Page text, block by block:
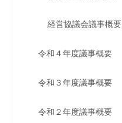
経営協議会議事概要
令和４年度議事概要
令和３年度議事概要
令和２年度議事概要